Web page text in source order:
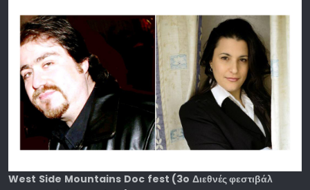
West Side Mountains Doc fest (3o Διεθνές φεστιβάλ